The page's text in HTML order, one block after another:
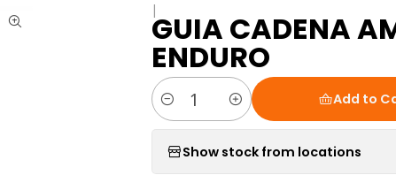
|
GUIA CADENA
ENDURO
Quantity
Add to
Show stock from locations